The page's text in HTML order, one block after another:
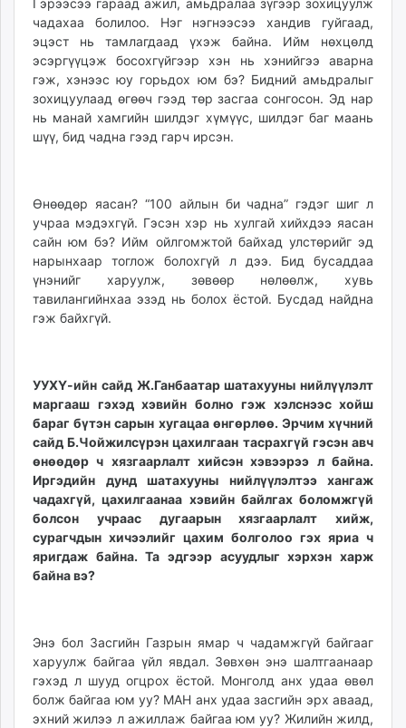
Гэрээсээ гараад ажил, амьдралаа зүгээр зохицуулж
чадахаа болилоо. Нэг нэгнээсээ хандив гуйгаад,
эцэст нь тамлагдаад үхэж байна. Ийм нөхцөлд
эсэргүүцэж босохгүйгээр хэн нь хэнийгээ аварна
гэж, хэнээс юу горьдох юм бэ? Бидний амьдралыг
зохицуулаад өгөөч гээд төр засгаа сонгосон. Эд нар
нь манай хамгийн шилдэг хүмүүс, шилдэг баг маань
шүү, бид чадна гээд гарч ирсэн.
Өнөөдөр яасан? “100 айлын би чадна” гэдэг шиг л
учраа мэдэхгүй. Гэсэн хэр нь хулгай хийхдээ яасан
сайн юм бэ? Ийм ойлгомжтой байхад улстөрийг эд
нарынхаар тоглож болохгүй л дээ. Бид бусаддаа
үнэнийг харуулж, зөвөөр нөлөөлж, хувь
тавилангийнхаа эзэд нь болох ёстой. Бусдад найдна
гэж байхгүй.
УУХҮ-ийн сайд Ж.Ганбаатар шатахууны нийлүүлэлт
маргааш гэхэд хэвийн болно гэж хэлснээс хойш
бараг бүтэн сарын хугацаа өнгөрлөө. Эрчим хүчний
сайд Б.Чойжилсүрэн цахилгаан тасрахгүй гэсэн авч
өнөөдөр ч хязгаарлалт хийсэн хэвээрээ л байна.
Иргэдийн дунд шатахууны нийлүүлэлтээ хангаж
чадахгүй, цахилгаанаа хэвийн байлгах боломжгүй
болсон учраас дугаарын хязгаарлалт хийж,
сурагчдын хичээлийг цахим болголоо гэх яриа ч
яригдаж байна. Та эдгээр асуудлыг хэрхэн харж
байна вэ?
Энэ бол Засгийн Газрын ямар ч чадамжгүй байгааг
харуулж байгаа үйл явдал. Зөвхөн энэ шалтгаанаар
гэхэд л шууд огцрох ёстой. Монголд анх удаа өвөл
болж байгаа юм уу? МАН анх удаа засгийн эрх аваад,
эхний жилээ л ажиллаж байгаа юм уу? Жилийн жилд,